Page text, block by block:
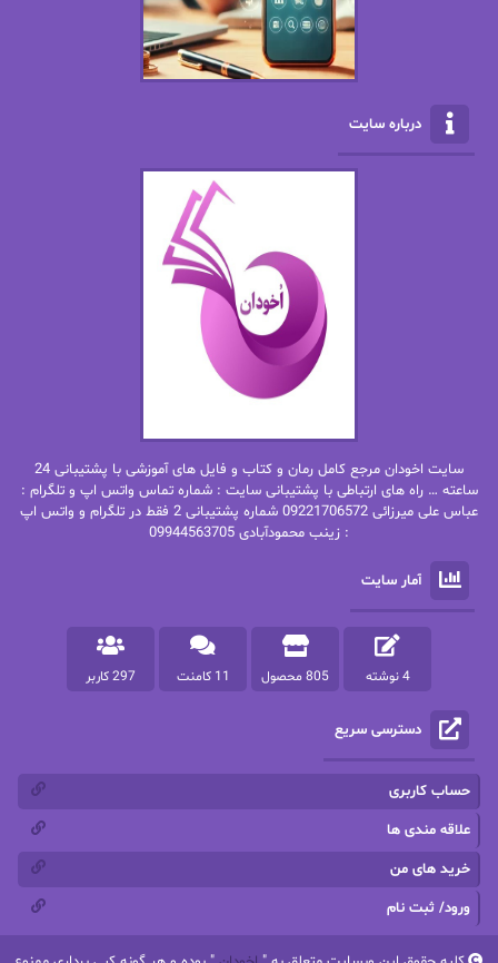
الکساندر دوما
الناز پاکپور‌
الناز محمدی
امیر فرهی
باران
بهار سلطانی
بهاره شیرازی
بهاره.م
بیتا فرخی
پاتریشیا ویلسون پرتو فرهمند
پرستو اسحقی
پرستو مهاجر
پرهام رسولی
پروانه قدیمی پروانه محمدی
پریسا شکور(طوفان خاموش)
پنلوپه وارد
تاران
ترنم.25
درباره سایت
سایت اخودان مرجع کامل رمان و کتاب و فایل های آموزشی با پشتیبانی 24
ساعته … راه های ارتباطی با پشتیبانی سایت : شماره تماس واتس اپ و تلگرام :
عباس علی میرزائی 09221706572 شماره پشتیبانی 2 فقط در تلگرام و واتس اپ
: زینب محمودآبادی 09944563705
آمار سایت
4 نوشته 805 محصول 11 کامنت 297 کاربر
دسترسی سریع
حساب کاربری
علاقه مندی ها
خرید های من
ورود/ ثبت نام